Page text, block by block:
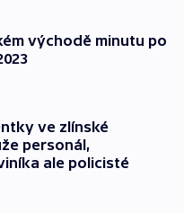
východě minutu po
ve zlínské
personál,
ale policisté